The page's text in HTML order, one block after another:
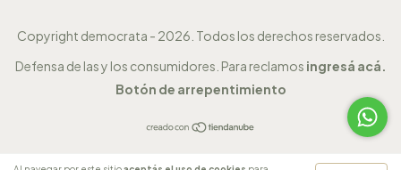
Copyright democrata - 2026. Todos los derechos reservados.
Defensa de las y los consumidores. Para reclamos ingresá acá.
Botón de arrepentimiento